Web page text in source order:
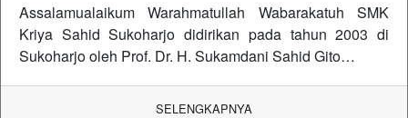
Assalamualaikum Warahmatullah Wabarakatuh SMK
Kriya Sahid Sukoharjo didirikan pada tahun 2003 di
Sukoharjo oleh Prof. Dr. H. Sukamdani Sahid Gito…
SELENGKAPNYA